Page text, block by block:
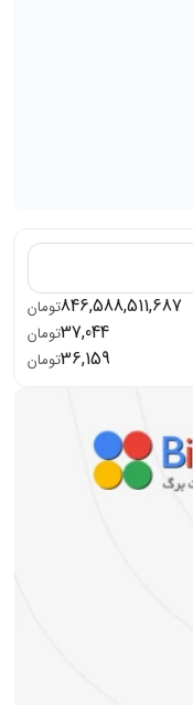
846,588,511,687تومان
37,044تومان
36,159تومان